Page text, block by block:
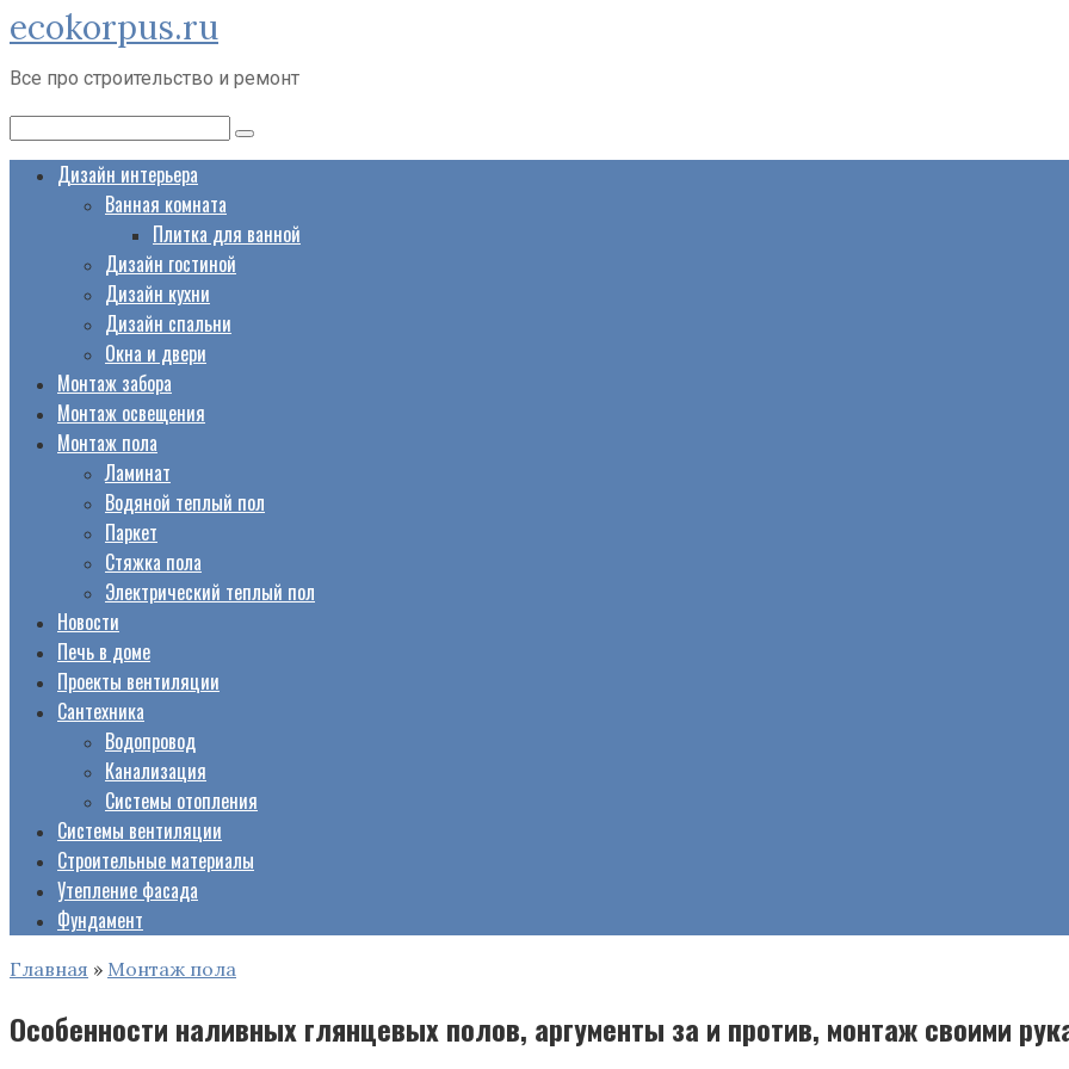
Перейти
к
контенту
ecokorpus.ru
Все про строительство и ремонт
Дизайн интерьера
Ванная комната
Плитка для ванной
Дизайн гостиной
Дизайн кухни
Дизайн спальни
Окна и двери
Монтаж забора
Монтаж освещения
Монтаж пола
Ламинат
Водяной теплый пол
Паркет
Стяжка пола
Электрический теплый пол
Новости
Печь в доме
Проекты вентиляции
Сантехника
Водопровод
Канализация
Системы отопления
Системы вентиляции
Строительные материалы
Утепление фасада
Фундамент
Главная » Монтаж пола
Особенности наливных глянцевых полов, аргументы за и против, монтаж своими